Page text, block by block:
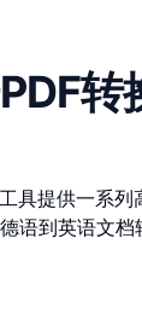
转
具提供一系列
语到英语文档